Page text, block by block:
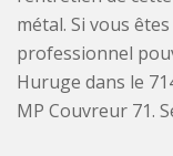
métal. Si vous
professionnel
Huruge dans le
MP Couvreur 71.